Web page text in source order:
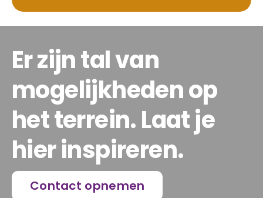
Er zijn tal van
mogelijkheden op
het terrein. Laat je
hier inspireren.
Contact opnemen